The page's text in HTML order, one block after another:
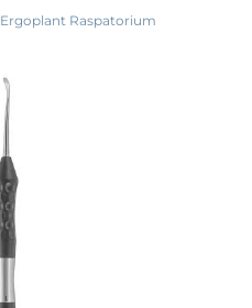
Ergoplant Raspatorium